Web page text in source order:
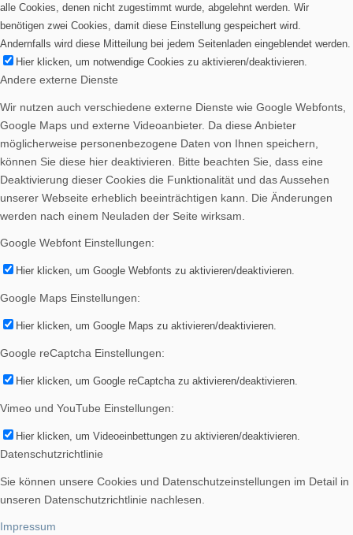
alle Cookies, denen nicht zugestimmt wurde, abgelehnt werden. Wir
benötigen zwei Cookies, damit diese Einstellung gespeichert wird.
Andernfalls wird diese Mitteilung bei jedem Seitenladen eingeblendet werden.
Hier klicken, um notwendige Cookies zu aktivieren/deaktivieren.
Andere externe Dienste
Wir nutzen auch verschiedene externe Dienste wie Google Webfonts,
Google Maps und externe Videoanbieter. Da diese Anbieter
möglicherweise personenbezogene Daten von Ihnen speichern,
können Sie diese hier deaktivieren. Bitte beachten Sie, dass eine
Deaktivierung dieser Cookies die Funktionalität und das Aussehen
unserer Webseite erheblich beeinträchtigen kann. Die Änderungen
werden nach einem Neuladen der Seite wirksam.
Google Webfont Einstellungen:
Hier klicken, um Google Webfonts zu aktivieren/deaktivieren.
Google Maps Einstellungen:
Hier klicken, um Google Maps zu aktivieren/deaktivieren.
Google reCaptcha Einstellungen:
Hier klicken, um Google reCaptcha zu aktivieren/deaktivieren.
Vimeo und YouTube Einstellungen:
Hier klicken, um Videoeinbettungen zu aktivieren/deaktivieren.
Datenschutzrichtlinie
Sie können unsere Cookies und Datenschutzeinstellungen im Detail in
unseren Datenschutzrichtlinie nachlesen.
Impressum